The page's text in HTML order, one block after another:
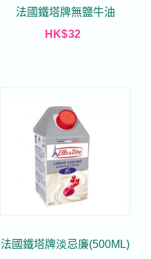
法國鐵塔牌無鹽牛油
HK$32
法國鐵塔牌淡忌廉(500ML)